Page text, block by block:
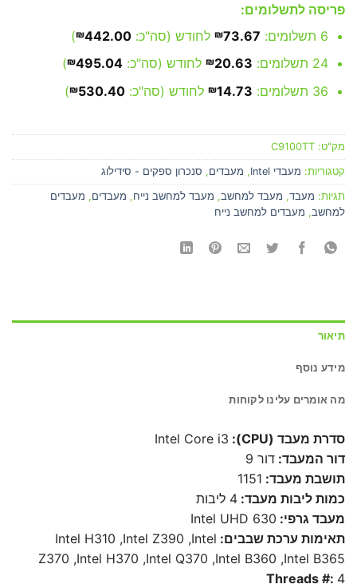
פריסה לתשלומים:
6 תשלומים:
₪73.67 לחודש (סה"כ: ₪442.00
)
24 תשלומים:
₪20.63 לחודש (סה"כ: ₪495.04
)
36 תשלומים:
₪14.73 לחודש (סה"כ: ₪530.40
)
מק"ט: C9100TT
קטגוריות: מעבדי Intel , מעבדים, סנכרון ספקים - סידילוג
תגיות: מעבד, מעבד למחשב, מעבד למחשב נייח, מעבדים, מעבדים
למחשב, מעבדים למחשב נייח
תיאור
מידע נוסף
מה אומרים עלינו לקוחות
סדרת מעבד (CPU):
Intel Core i3
דור המעבד: דור 9
תושבת מעבד: 1151
כמות ליבות מעבד: 4 ליבות
מעבד גרפי: Intel UHD 630
תאימות ערכת שבבים: Intel H310 ,Intel Z390 ,Intel
Z370 ,Intel H370 ,Intel Q370 ,Intel B360 ,Intel B365
Threads #: 4